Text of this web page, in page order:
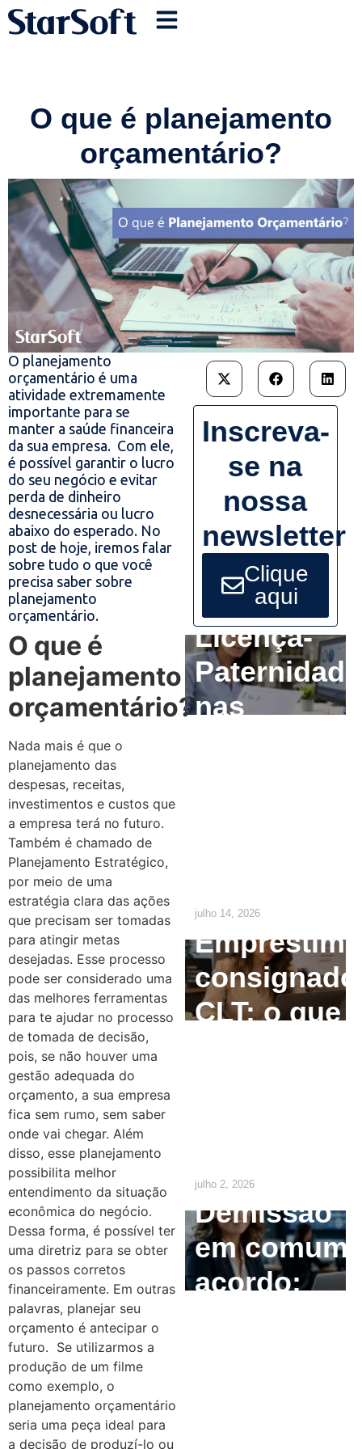
O que é planejamento
orçamentário?
O planejamento
orçamentário é uma
atividade extremamente
importante para se
manter a saúde financeira
da sua empresa. Com ele,
é possível garantir o lucro
do seu negócio e evitar
perda de dinheiro
desnecessária ou lucro
abaixo do esperado. No
post de hoje, iremos falar
sobre tudo o que você
precisa saber sobre
planejamento
orçamentário.
O que é
planejamento
orçamentário?
Nada mais é que o
planejamento das
despesas, receitas,
investimentos e custos que
a empresa terá no futuro.
Também é chamado de
Planejamento Estratégico,
por meio de uma
estratégia clara das ações
que precisam ser tomadas
para atingir metas
desejadas. Esse processo
pode ser considerado uma
das melhores ferramentas
para te ajudar no processo
de tomada de decisão,
pois, se não houver uma
gestão adequada do
orçamento, a sua empresa
fica sem rumo, sem saber
onde vai chegar. Além
disso, esse planejamento
possibilita melhor
entendimento da situação
econômica do negócio.
Dessa forma, é possível ter
uma diretriz para se obter
os passos corretos
financeiramente. Em outras
palavras, planejar seu
orçamento é antecipar o
futuro. Se utilizarmos a
produção de um filme
como exemplo, o
planejamento orçamentário
seria uma peça ideal para
a decisão de produzí-lo ou
Inscreva-
se na
nossa
newsletter
Clique
aqui
Licença-
Paternidade
nas
julho 14, 2026
Empréstimo
consignado
CLT: o que
julho 2, 2026
Demissão
em comum
acordo: